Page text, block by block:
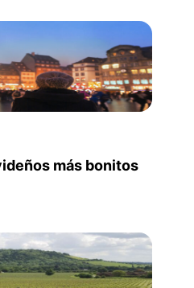
más bonitos